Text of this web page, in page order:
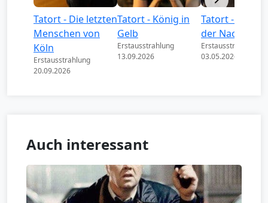
Tatort - Die letzten
Menschen von
Köln
Erstausstrahlung
20.09.2026
Tatort - König in
Gelb
Erstausstrahlung
13.09.2026
Tatort - Könige
der Nacht
Erstausstrahlung
03.05.2026
Auch interessant